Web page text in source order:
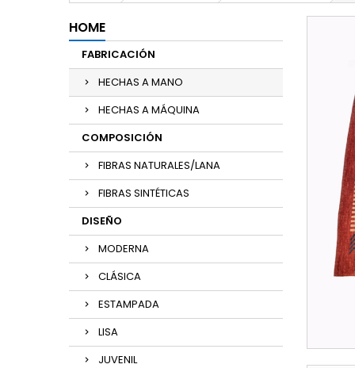
HOME
FABRICACIÓN
HECHAS A MANO
HECHAS A MÁQUINA
COMPOSICIÓN
FIBRAS NATURALES/LANA
FIBRAS SINTÉTICAS
DISEÑO
MODERNA
CLÁSICA
ESTAMPADA
LISA
JUVENIL